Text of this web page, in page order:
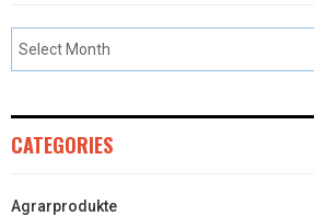
CATEGORIES
Agrarprodukte